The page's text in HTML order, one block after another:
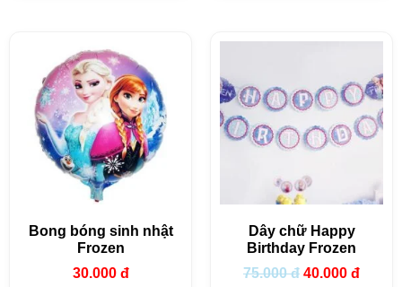
Bong bóng sinh nhật
Frozen
30.000 đ
Dây chữ Happy
Birthday Frozen
75.000đ 40.000 đ